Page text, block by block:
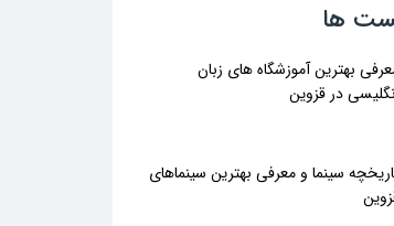
ها
بهترین آموزشگاه های زبان
در قزوین
سینما و معرفی بهترین سینماهای